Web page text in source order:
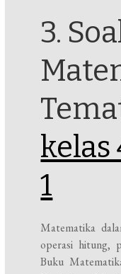
3.
kelas
1
Matematika
operasi hitung,
Buku